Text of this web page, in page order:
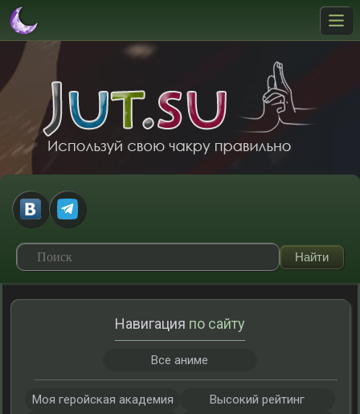
Навигация по сайту
Все аниме
Моя геройская академия
Высокий рейтинг